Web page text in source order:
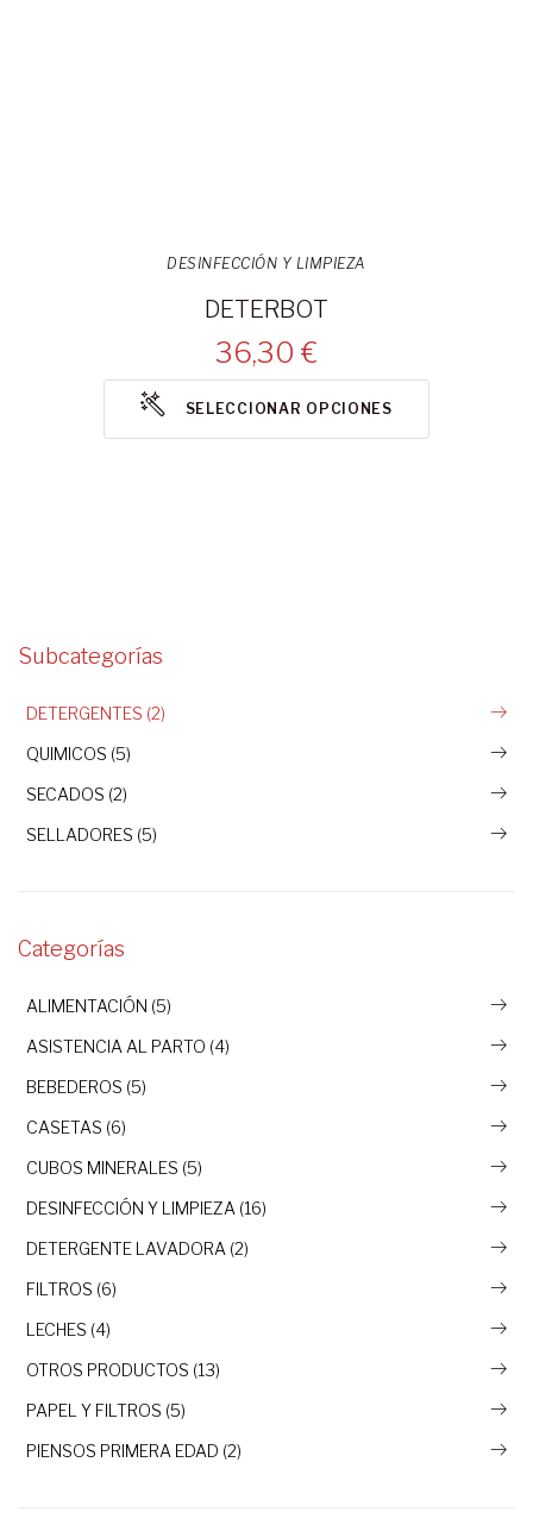
DESINFECCIÓN Y LIMPIEZA
DETERBOT
36,30 €
SELECCIONAR OPCIONES
Subcategorías
DETERGENTES (2)
QUIMICOS (5)
SECADOS (2)
SELLADORES (5)
Categorías
ALIMENTACIÓN (5)
ASISTENCIA AL PARTO (4)
BEBEDEROS (5)
CASETAS (6)
CUBOS MINERALES (5)
DESINFECCIÓN Y LIMPIEZA (16)
DETERGENTE LAVADORA (2)
FILTROS (6)
LECHES (4)
OTROS PRODUCTOS (13)
PAPEL Y FILTROS (5)
PIENSOS PRIMERA EDAD (2)